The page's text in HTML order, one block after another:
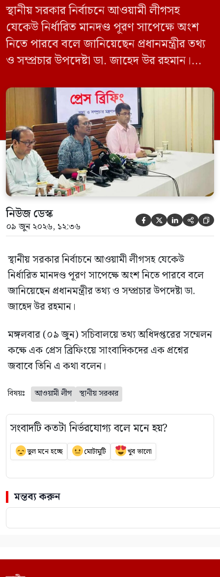
স্থানীয় সরকার নির্বাচনে আওয়ামী লীগসহ
যেকেউ নির্ধারিত মানদণ্ড পূরণ সাপেক্ষে অংশ
নিতে পারবে বলে জানিয়েছেন প্রধানমন্ত্রীর তথ্য
ও সম্প্রচার উপদেষ্টা ডা. জাহেদ উর রহমান।
সম্মেলন কক্ষে এক প্রেস ব্রিফিংয়ে সাংবাদিকদের
এক প্রশ্নের জবাবে তিনি এ কথা বলেন।
নিউজ ডেস্ক
০৯ জুন ২০২৬, ১২:৩৬     
স্থানীয় সরকার নির্বাচনে আওয়ামী লীগসহ যেকেউ
নির্ধারিত মানদণ্ড পূরণ সাপেক্ষে অংশ নিতে পারবে বলে
জানিয়েছেন প্রধানমন্ত্রীর তথ্য ও সম্প্রচার উপদেষ্টা ডা.
জাহেদ উর রহমান।
মঙ্গলবার (০৯ জুন) সচিবালয়ে তথ্য অধিদপ্তরের সম্মেলন
কক্ষে এক প্রেস ব্রিফিংয়ে সাংবাদিকদের এক প্রশ্নের
জবাবে তিনি এ কথা বলেন।
বিষয়ঃ আওয়ামী লীগ স্থানীয় সরকার
সংবাদটি কতটা নির্ভরযোগ্য বলে মনে হয়?
ভুল মনে হচ্ছে মোটামুটি খুব ভালো
মন্তব্য করুন